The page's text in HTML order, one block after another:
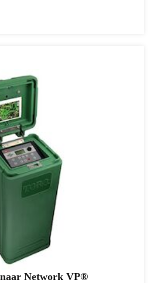
Network VP®